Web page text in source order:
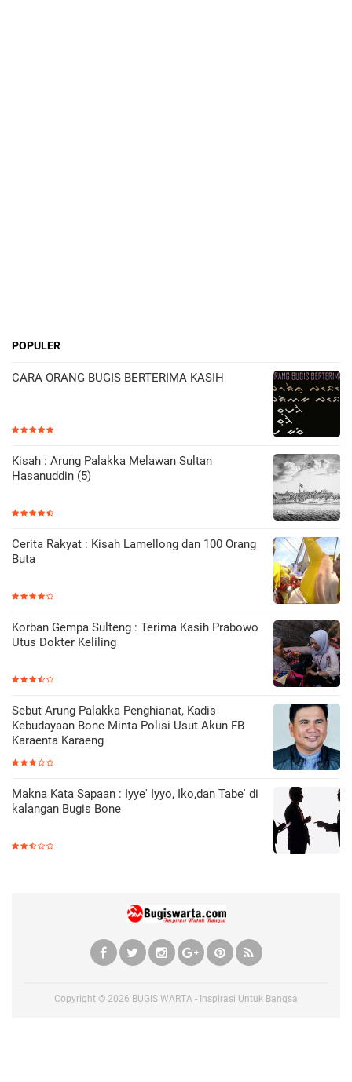
POPULER
CARA ORANG BUGIS BERTERIMA KASIH
Kisah : Arung Palakka Melawan Sultan
Hasanuddin (5)
Cerita Rakyat : Kisah Lamellong dan 100 Orang
Buta
Korban Gempa Sulteng : Terima Kasih Prabowo
Utus Dokter Keliling
Sebut Arung Palakka Penghianat, Kadis
Kebudayaan Bone Minta Polisi Usut Akun FB
Karaenta Karaeng
Makna Kata Sapaan : Iyye' Iyyo, Iko,dan Tabe' di
kalangan Bugis Bone
Copyright © 2026 BUGIS WARTA - Inspirasi Untuk Bangsa